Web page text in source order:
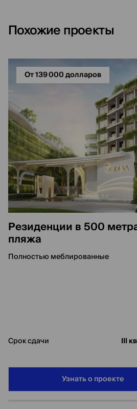
Похожие проекты
От 139 000 долларов
Резиденции в 500
пляжа
Полностью меблированные
Срок сдачи III
Узнать о проекте